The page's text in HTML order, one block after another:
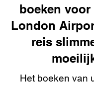
boeken
London
reis
Het boeken van